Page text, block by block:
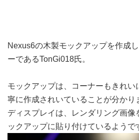
Nexus6の木製モックアップを作成
ーであるTonGi018氏。
モックアップは、コーナーもきれい
寧に作成されいていることが分かり
ディスプレイは、レンダリング画像
ックアップに貼り付けているようで